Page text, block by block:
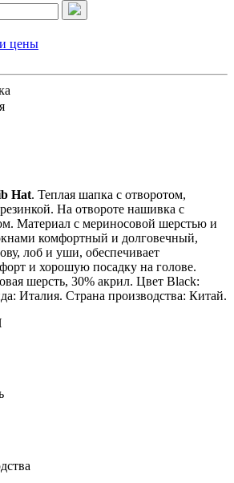
цены
Hat. Теплая шапка с отворотом,
На отвороте нашивка с
Материал с мериносовой шерстью и
комфортный и долговечный,
лоб и уши, обеспечивает
и хорошую посадку на голове.
шерсть, 30% акрил. Цвет Black:
Италия. Страна производства: Китай.